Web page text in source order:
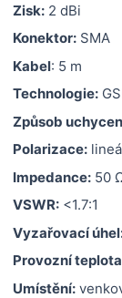
Zisk: 2 dBi
Konektor: SMA
Kabel: 5 m
Technologie:
Způsob
Polarizace:
Impedance: 50
VSWR: <1.7:1
Vyzařovací
Provozní
Umístění: